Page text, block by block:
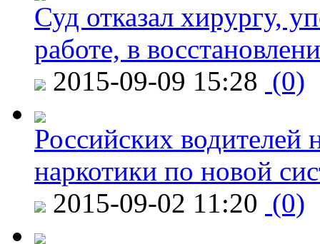
Суд отказал хирургу,
работе, в
2015-09-09 15:28 (0)
Российских водителей
наркотики по новой
2015-09-02 11:20 (0)